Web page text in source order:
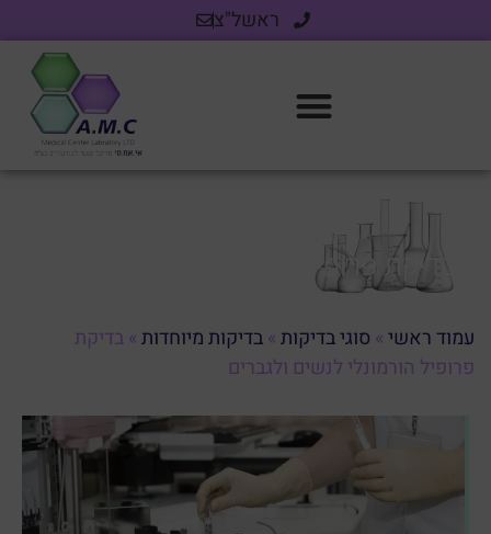
ראשל"צ
בדיקת פרופיל הורמונלי לנשים ולגברים
עמוד ראשי» סוגי בדיקות»בדיקות מיוחדות»בדיקת
פרופיל הורמונלי לנשים ולגברים